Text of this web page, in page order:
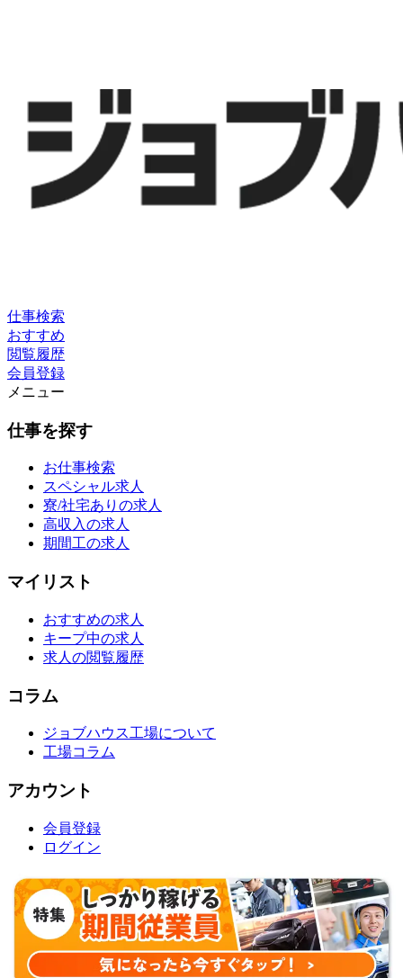
仕事検索
おすすめ
閲覧履歴
会員登録
メニュー
仕事を探す
お仕事検索
スペシャル求人
寮/社宅ありの求人
高収入の求人
期間工の求人
マイリスト
おすすめの求人
キープ中の求人
求人の閲覧履歴
コラム
ジョブハウス工場について
工場コラム
アカウント
会員登録
ログイン